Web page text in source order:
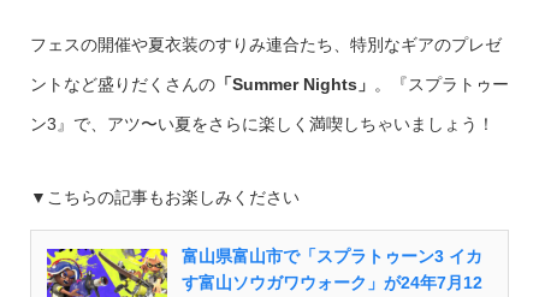
フェスの開催や夏衣装のすりみ連合たち、特別なギアのプレゼ
ントなど盛りだくさんの「Summer Nights」 。『スプラトゥー
ン3』で、アツ〜い夏をさらに楽しく満喫しちゃいましょう！
▼こちらの記事もお楽しみください
富山県富山市で「スプラトゥーン3 イカ
す富山ソウガワウォーク」が24年7月12